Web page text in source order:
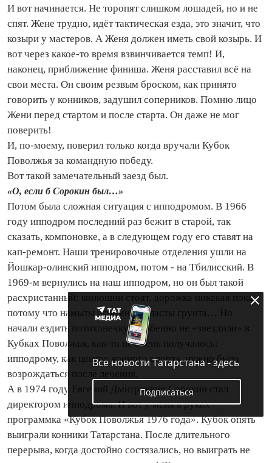
И вот начинается. Не торопят слишком лошадей, но и не
спят. Жене трудно, идёт тактическая езда, это значит, что
козыри у мастеров. А Женя должен иметь свой козырь. И
вот через какое-то время взвинчивается темп! И,
наконец, приближение финиша. Женя расставил всё на
свои места. Он своим резвым броском, как принято
говорить у конников, задушил соперников. Помню лицо
Жени перед стартом и после старта. Он даже не мог
поверить!
И, по-моему, поверил только когда вручали Кубок
Поволжья за командную победу.
Вот такой замечательный заезд был.
«О, если б Сорокин был…»
Потом была сложная ситуация с ипподромом. В 1966
году ипподром последний раз бежит в старой, так
сказать, компоновке, а в следующем году его ставят на
кап-ремонт. Наши тренировочные отделения ушли на
Йошкар-олинский ипподром, потом - на Тбилисский. В
1969-м вернулись на наш ипподром, но он был такой
расхристанный: конюшни стоят, дорожка никакая пока,
потому что намыты огромные пласты грунта… Но
начали ездить потихонечку. Особенно не «звездили» в
Кубках Поволжья, как-то не очень получалось:
ипподрому, как центру конного спорта, нужно было
возрождаться после лечения.
А в 1974 году Евгений Дмитриевич Сорокин стал
директором ипподрома. И вот у меня в руках
программка «Кубок Поволжья 1976 года». Кубок опять
выиграли конники Татарстана. После длительного
перерыва, когда достойно состязались, но выиграть не
Все новости Татарстана - здесь
Подписаться